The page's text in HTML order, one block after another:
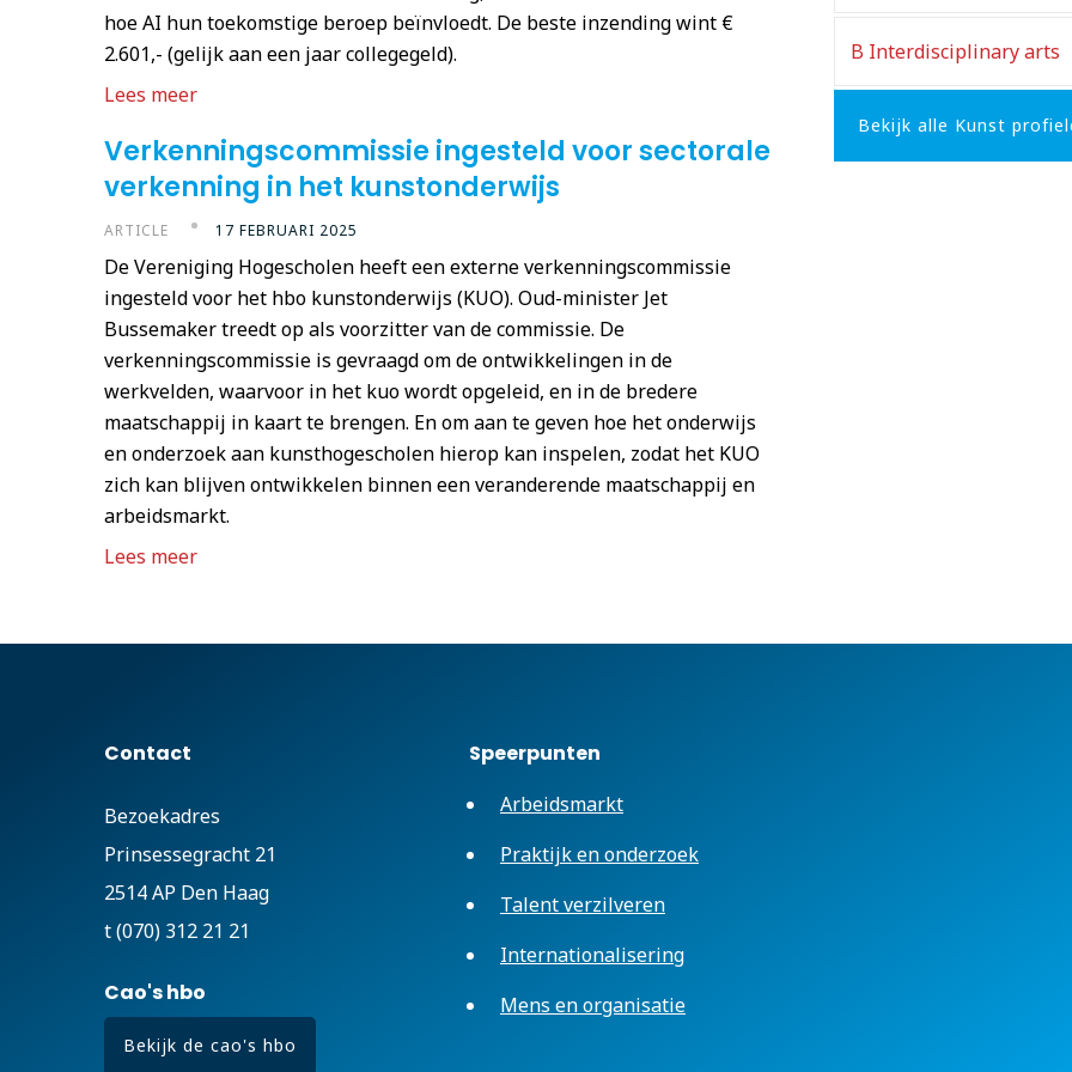
hoe AI hun toekomstige beroep beïnvloedt. De beste inzending wint €
2.601,- (gelijk aan een jaar collegegeld).
Lees meer
Verkenningscommissie ingesteld voor sectorale
verkenning in het kunstonderwijs
ARTICLE 17 FEBRUARI 2025
De Vereniging Hogescholen heeft een externe verkenningscommissie
ingesteld voor het hbo kunstonderwijs (KUO). Oud-minister Jet
Bussemaker treedt op als voorzitter van de commissie. De
verkenningscommissie is gevraagd om de ontwikkelingen in de
werkvelden, waarvoor in het kuo wordt opgeleid, en in de bredere
maatschappij in kaart te brengen. En om aan te geven hoe het onderwijs
en onderzoek aan kunsthogescholen hierop kan inspelen, zodat het KUO
zich kan blijven ontwikkelen binnen een veranderende maatschappij en
arbeidsmarkt.
Lees meer
B Interdisciplinary arts
Bekijk alle Kunst
Contact
Bezoekadres
Prinsessegracht 21
2514 AP Den Haag
t (070) 312 21 21
Cao's hbo
Bekijk de cao's hbo
Speerpunten
Arbeidsmarkt
Praktijk en onderzoek
Talent verzilveren
Internationalisering
Mens en organisatie